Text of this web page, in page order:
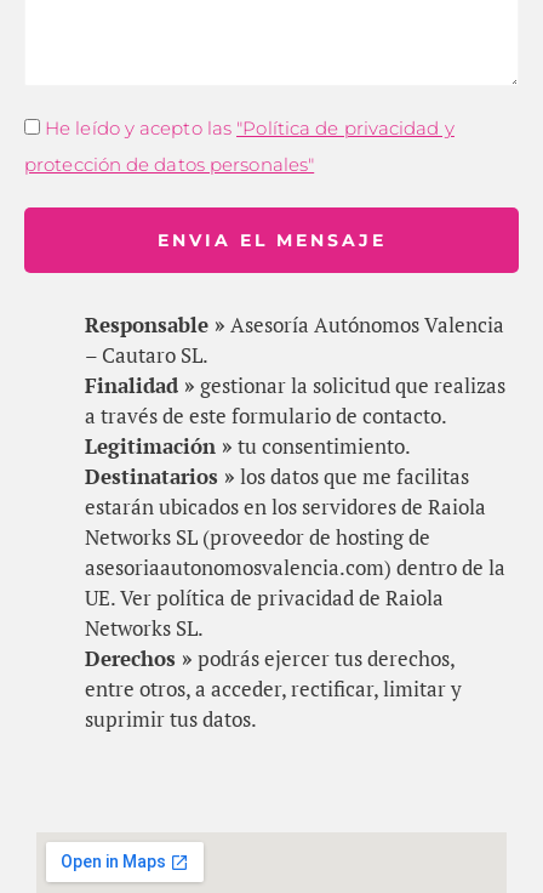
He leído y acepto las "Política de privacidad y
protección de datos personales"
ENVIA EL MENSAJE
Responsable » Asesoría Autónomos Valencia
– Cautaro SL.
Finalidad » gestionar la solicitud que realizas
a través de este formulario de contacto.
Legitimación » tu consentimiento.
Destinatarios » los datos que me facilitas
estarán ubicados en los servidores de Raiola
Networks SL (proveedor de hosting de
asesoriaautonomosvalencia.com) dentro de la
UE. Ver política de privacidad de Raiola
Networks SL.
Derechos » podrás ejercer tus derechos,
entre otros, a acceder, rectificar, limitar y
suprimir tus datos.